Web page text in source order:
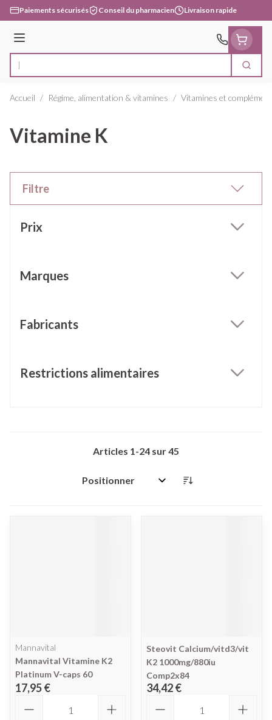
Aller au contenu
Paiements sécurisés Conseil du pharmacien Livraison rapide
Menu
Rechercher
Accueil / Régime, alimentation & vitamines / Vitamines et
Vitamine K
Filtre
Prix
Marques
Fabricants
Restrictions alimentaires
Articles 1-24 sur45
Trier par:
Mannavital
Mannavital Vitamine K2
Platinum V-caps 60
17,95 €
Steovit Calcium/vitd3/vit
K2 1000mg/880iu
Comp2x84
34,42 €